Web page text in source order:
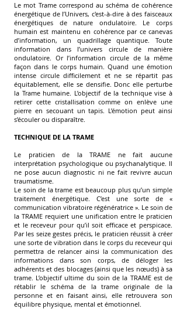
Le mot Trame correspond au schéma de cohérence
énergétique de l’Univers, c'est-à-dire à des faisceaux
énergétiques de nature ondulatoire. Le corps
humain est maintenu en cohérence par ce canevas
d’information, un quadrillage quantique. Toute
information dans l’univers circule de manière
ondulatoire. Or l’information circule de la même
façon dans le corps humain. Quand une émotion
intense circule difficilement et ne se répartit pas
équitablement, elle se densifie. Donc elle perturbe
la Trame humaine. L’objectif de la technique vise à
retirer cette cristallisation comme on enlève une
pierre en secouant un tapis. L’émotion peut ainsi
s’écouler ou disparaître.
TECHNIQUE DE LA TRAME
Le praticien de la TRAME ne fait aucune
interprétation psychologique ou psychanalytique. Il
ne pose aucun diagnostic ni ne fait revivre aucun
traumatisme.
Le soin de la trame est beaucoup plus qu’un simple
traitement énergétique. C’est une sorte de «
communication vibratoire régénératrice ». Le soin de
la TRAME requiert une unification entre le praticien
et le receveur pour qu’il soit efficace et perspicace.
Par les seize gestes précis, le praticien réussit à créer
une sorte de vibration dans le corps du receveur qui
permettra de relancer ainsi la communication des
informations dans son corps, de déloger les
adhérents et des blocages (ainsi que les nœuds) à sa
trame. L’objectif ultime du soin de la TRAME est de
rétablir le schéma de la trame originale de la
personne et en faisant ainsi, elle retrouvera son
équilibre physique, mental et émotionnel.